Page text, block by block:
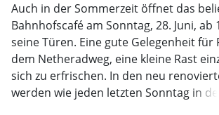
Auch in der Sommerzeit öffnet das
Bahnhofscafé am Sonntag, 28. Juni, ab
seine Türen. Eine gute Gelegenheit für
dem Netheradweg, eine kleine Rast
sich zu erfrischen. In den neu
werden wie jeden letzten Sonntag in den